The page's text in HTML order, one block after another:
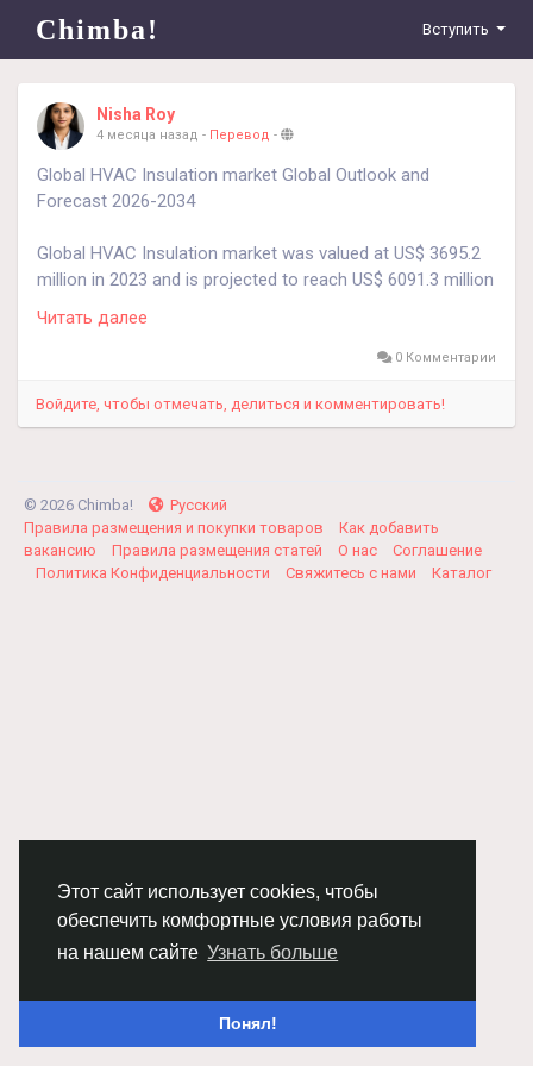
Этот сайт использует cookies, чтобы
обеспечить комфортные условия работы
на нашем сайте Узнать больше
Понял!
Chimba! Вступить
Nisha Roy
4 месяца назад - Перевод -
Global HVAC Insulation market Global Outlook and
Forecast 2026-2034
Global HVAC Insulation market was valued at US$ 3695.2
million in 2023 and is projected to reach US$ 6091.3 million
by 2030, at a CAGR of 6.9% during the forecast period.
bal-hvac-insulation-forecast-market-2024-2030-594
Читать далее
0 Комментарии
Войдите, чтобы отмечать, делиться и комментировать!
© 2026 Chimba!
Русский
Правила размещения и покупки товаров
Как добавить
вакансию
Правила размещения статей О нас
Соглашение
Политика Конфиденциальности
Свяжитесь с нами Каталог